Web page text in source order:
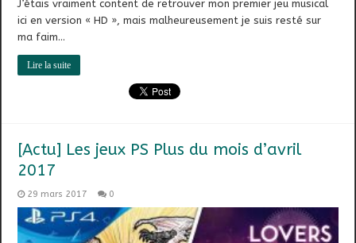
J’étais vraiment content de retrouver mon premier jeu musical
ici en version « HD », mais malheureusement je suis resté sur
ma faim…
Lire la suite
[Actu] Les jeux PS Plus du mois d’avril
2017
29 mars 2017 0